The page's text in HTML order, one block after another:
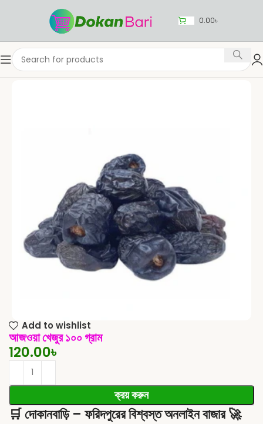
0.00৳
Home ফল ও শাক-সবজি তাজা-ফল
Add to wishlist
আজওয়া খেজুর ১০০ গ্রাম
120.00৳
ক্রয় করুন
🛒দোকানবাড়ি – ফরিদপুরের বিশ্বস্ত অনলাইন বাজার🚀